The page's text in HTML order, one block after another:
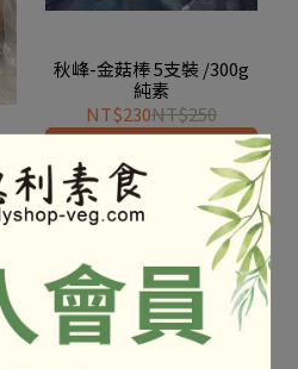
秋峰-金菇棒 5支裝 /300g
純素
NT$230NT$250